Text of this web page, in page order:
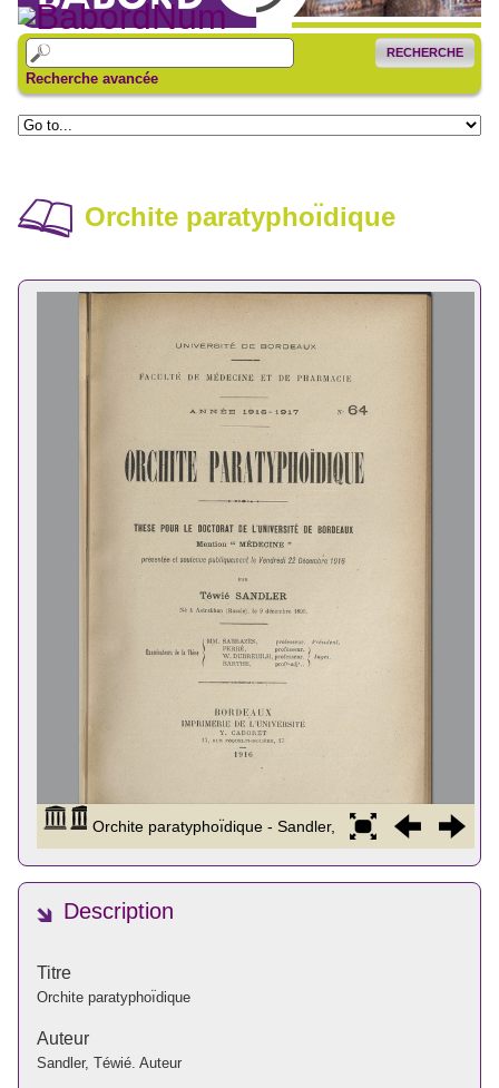
RECHERCHE
Recherche avancée
Orchite paratyphoı̈dique
Description
Titre
Orchite paratyphoı̈dique
Auteur
Sandler, Téwié. Auteur